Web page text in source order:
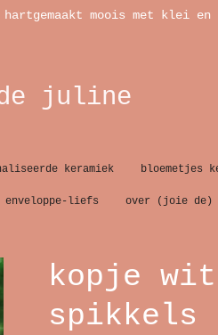
hartgemaakt moois met klei
juline
keramiek bloemetjes
enveloppe-liefs over (joie
kopje wit
spikkels